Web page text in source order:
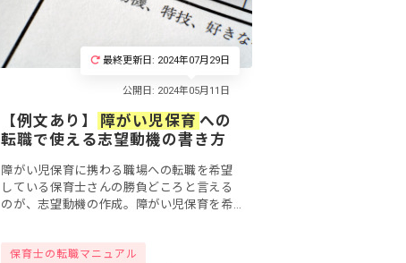
最終更新日: 2024年07月29日
【例文あり】 障がい児保育 への
転職で使える志望動機の書き方
障がい児保育に携わる職場への転職を希望
している保育士さんの勝負どころと言える
のが、志望動機の作成。障がい児保育を希
イントがあ...
保育士の転職マニュアル